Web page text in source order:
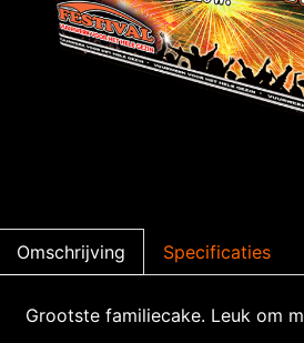
Omschrijving Specificaties
Grootste familiecake. Leuk om